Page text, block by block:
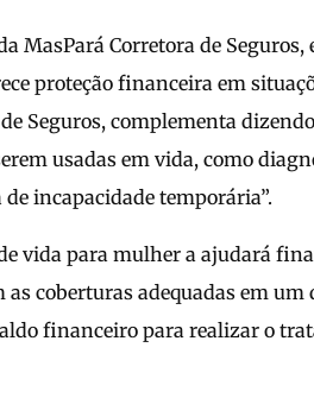
MasPará Corretora de
proteção financeira em
Seguros, complementa
usadas em vida, como
incapacidade temporária”.
vida para mulher a ajudará
as coberturas adequadas em
financeiro para realizar o